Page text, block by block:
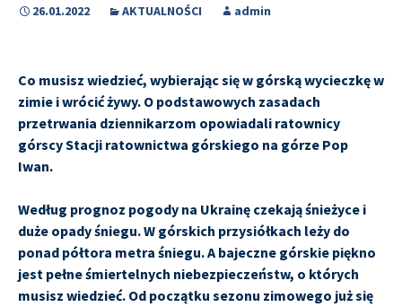
26.01.2022 AKTUALNOŚCI admin
Co musisz wiedzieć, wybierając się w górską wycieczkę w
zimie i wrócić żywy. O podstawowych zasadach
przetrwania dziennikarzom opowiadali ratownicy
górscy Stacji ratownictwa górskiego na górze Pop
Iwan.
Według prognoz pogody na Ukrainę czekają śnieżyce i
duże opady śniegu. W górskich przysiółkach leży do
ponad półtora metra śniegu. A bajeczne górskie piękno
jest pełne śmiertelnych niebezpieczeństw, o których
musisz wiedzieć. Od początku sezonu zimowego już się